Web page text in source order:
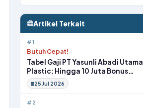
Artikel Terkait
#1
Butuh Cepat!
Tabel Gaji PT Yasunli Abadi Utama
Plastic: Hingga 10 Juta Bonus
Melimpah Lengkap Tunjangan
25 Jul 2026
#2